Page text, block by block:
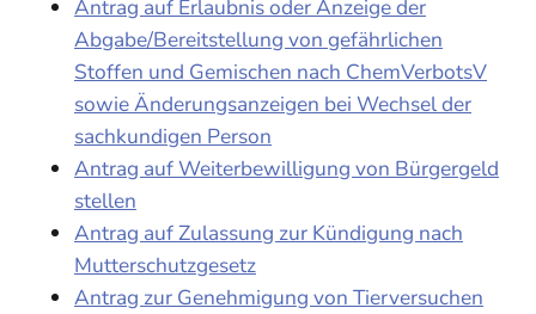
Antrag auf Erlaubnis oder Anzeige der
Abgabe/Bereitstellung von gefährlichen
Stoffen und Gemischen nach ChemVerbotsV
sowie Änderungsanzeigen bei Wechsel der
sachkundigen Person
Antrag auf Weiterbewilligung von Bürgergeld
stellen
Antrag auf Zulassung zur Kündigung nach
Mutterschutzgesetz
Antrag zur Genehmigung von Tierversuchen